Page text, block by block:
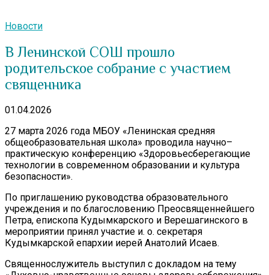
Новости
В Ленинской СОШ прошло
родительское собрание с участием
священника
01.04.2026
27 марта 2026 года МБОУ «Ленинская средняя
общеобразовательная школа» проводила научно–
практическую конференцию «Здоровьесберегающие
технологии в современном образовании и культура
безопасности».
По приглашению руководства образовательного
учреждения и по благословению Преосвященнейшего
Петра, епископа Кудымкарского и Верешагинского в
мероприятии принял участие и. о. секретаря
Кудымкарской епархии иерей Анатолий Исаев.
Священнослужитель выступил с докладом на тему